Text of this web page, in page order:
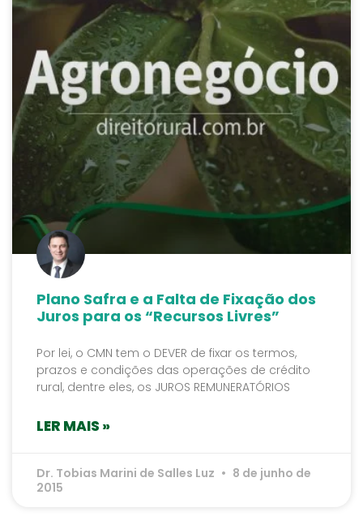
Plano Safra e a Falta de Fixação dos
Juros para os “Recursos Livres”
Por lei, o CMN tem o DEVER de fixar os termos,
prazos e condições das operações de crédito
rural, dentre eles, os JUROS REMUNERATÓRIOS
LER MAIS »
Dr. Tobias Marini de Salles Luz
8 de junho de
2015